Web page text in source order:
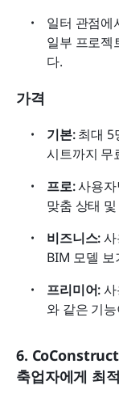
일터 관점에
일부 프로젝
다.
가격
기본: 최대 5
시트까지 무
프로: 사용자
맞춤 상태
비즈니스:
BIM 모델
프리미어:
와 같은 기
6.
축업자에게 최적